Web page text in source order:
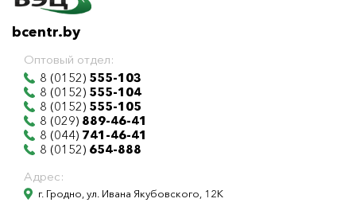
bcentr.by
Оптовый отдел:
8 (0152) 555-103
8 (0152) 555-104
8 (0152) 555-105
8 (029) 889-46-41
8 (044) 741-46-41
8 (0152) 654-888
Адрес:
г. Гродно, ул. Ивана Якубовского, 12К